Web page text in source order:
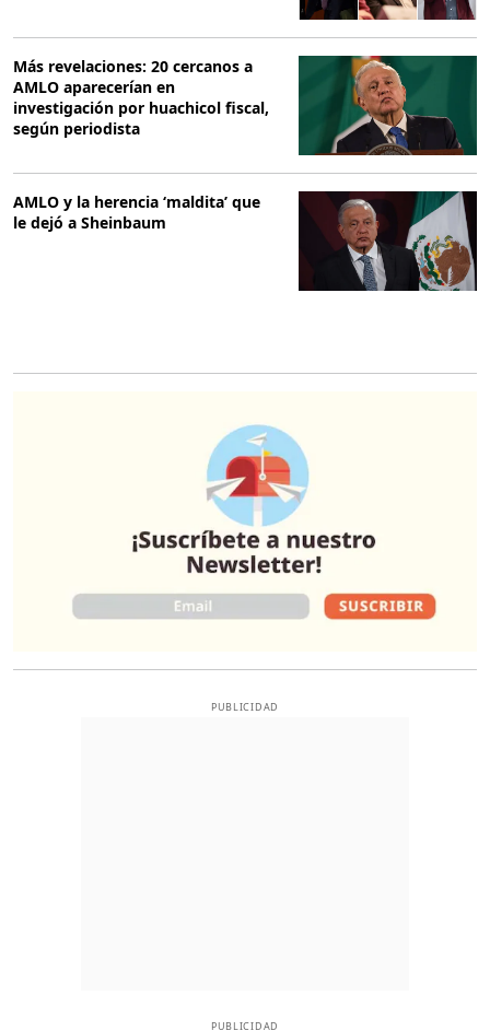
Más revelaciones: 20 cercanos a
AMLO aparecerían en
investigación por huachicol fiscal,
según periodista
AMLO y la herencia ‘maldita’ que
le dejó a Sheinbaum
PUBLICIDAD
PUBLICIDAD